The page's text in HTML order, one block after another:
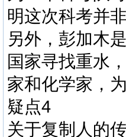
明这次科考并
另外，彭加木
国家寻找重水
家和化学家，
疑点4
关于复制人的